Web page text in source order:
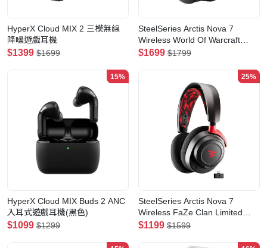
HyperX Cloud MIX 2 三模無線
降噪遊戲耳機
$1399 $1699
SteelSeries Arctis Nova 7
Wireless World Of Warcraft
Edition 無線降噪遊戲耳機
$1699 $1799
15%
HyperX Cloud MIX Buds 2 ANC
入耳式遊戲耳機(黑色)
$1099 $1299
25%
SteelSeries Arctis Nova 7
Wireless FaZe Clan Limited
Edition 無線降噪遊戲耳機
$1199 $1599